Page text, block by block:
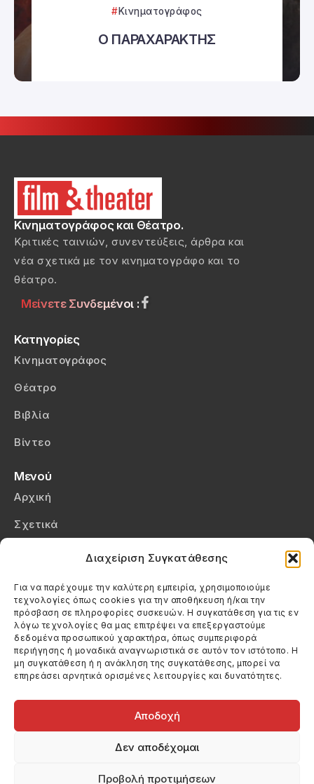
Διαχείριση Συγκατάθεσης
Για να παρέχουμε την καλύτερη εμπειρία, χρησιμοποιούμε
τεχνολογίες όπως cookies για την αποθήκευση ή/και την
πρόσβαση σε πληροφορίες συσκευών. Η συγκατάθεση για τις εν
λόγω τεχνολογίες θα μας επιτρέψει να επεξεργαστούμε
δεδομένα προσωπικού χαρακτήρα, όπως συμπεριφορά
περιήγησης ή μοναδικά αναγνωριστικά σε αυτόν τον ιστότοπο. Η
μη συγκατάθεση ή η ανάκληση της συγκατάθεσης, μπορεί να
επηρεάσει αρνητικά ορισμένες λειτουργίες και δυνατότητες.
Αποδοχή
Δεν αποδέχομαι
Προβολή προτιμήσεων
Κινηματογράφος
Ο ΠΑΡΑΧΑΡΑΚΤΗΣ
Κινηματογράφος και Θέατρο.
Κριτικές ταινιών, συνεντεύξεις, άρθρα και
νέα σχετικά με τον κινηματογράφο και το
θέατρο.
Μείνετε Συνδεμένοι :
Κατηγορίες
Κινηματογράφος
Θέατρο
Βιβλία
Βίντεο
Μενού
Αρχική
Σχετικά
Πολιτική Cookies (ΕΕ)
Στοιχεία Επικοινωνίας
Καλεσέ μας
(+30) 6974123481
Στείλε μας email
info@filmandtheater.gr
Copyright 2026 Filmandtheater / All rights reserved